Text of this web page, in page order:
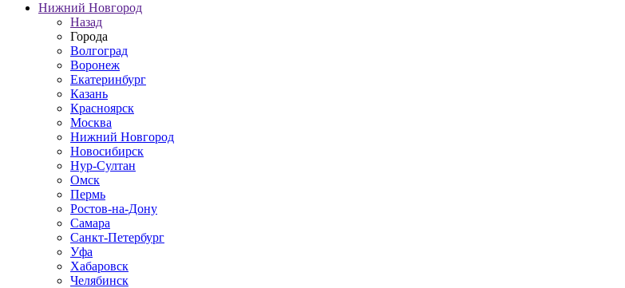
Нижний Новгород
Назад
Города
Волгоград
Воронеж
Екатеринбург
Казань
Красноярск
Москва
Нижний Новгород
Новосибирск
Нур-Султан
Омск
Пермь
Ростов-на-Дону
Самара
Санкт-Петербург
Уфа
Хабаровск
Челябинск